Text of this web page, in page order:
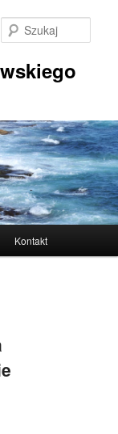
Kontakt